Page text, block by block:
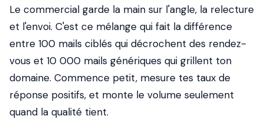
Le commercial garde la main sur l'angle, la relecture
et l'envoi. C'est ce mélange qui fait la différence
entre 100 mails ciblés qui décrochent des rendez-
vous et 10 000 mails génériques qui grillent ton
domaine. Commence petit, mesure tes taux de
réponse positifs, et monte le volume seulement
quand la qualité tient.